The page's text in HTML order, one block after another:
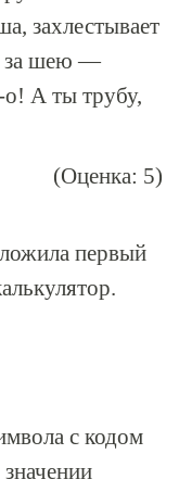
захлестывает
за шею —
о! А ты трубу,
(Оценка: 5)
первый
с кодом